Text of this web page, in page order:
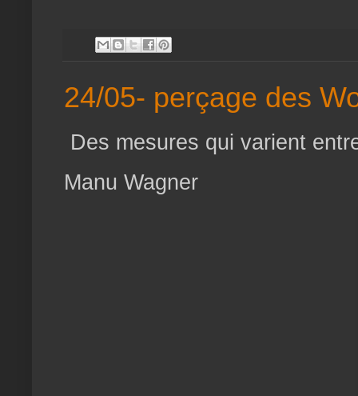
24/05- perçage des
Des mesures qui varient
Manu Wagner